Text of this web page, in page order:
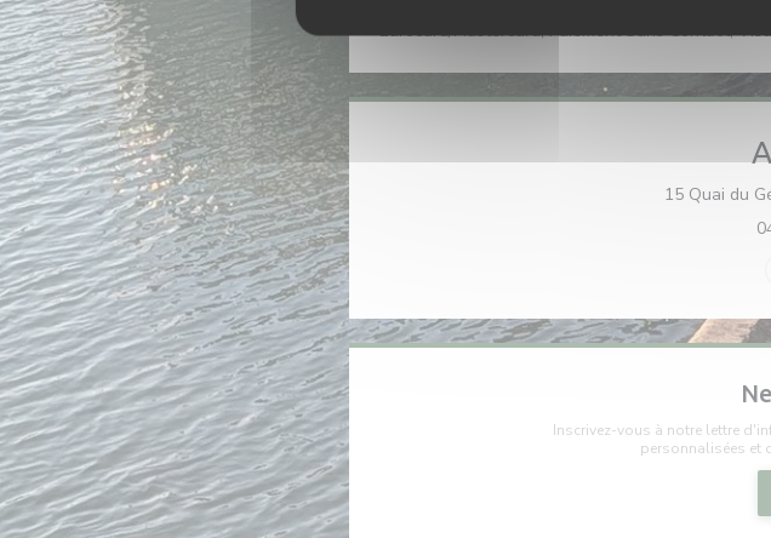
Eurocard/Mastercard, Paiement Sans Contact, Visa
15 Quai du
Inscrivez-vous à notre lettre
personnalisées et